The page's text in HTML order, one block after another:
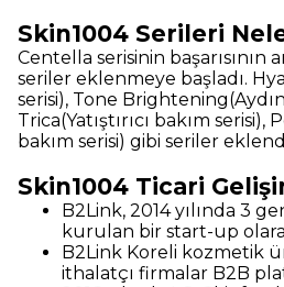
Skin1004 Serileri
Centella serisinin başarısının
seriler eklenmeye başladı.
serisi), Tone
Trica(Yatıştırıcı bakım
bakım serisi) gibi seriler
Skin1004 Ticari
B2Link, 2014 yılında 3
kurulan bir start-up
B2Link Koreli kozmetik
ithalatçı firmalar B2B